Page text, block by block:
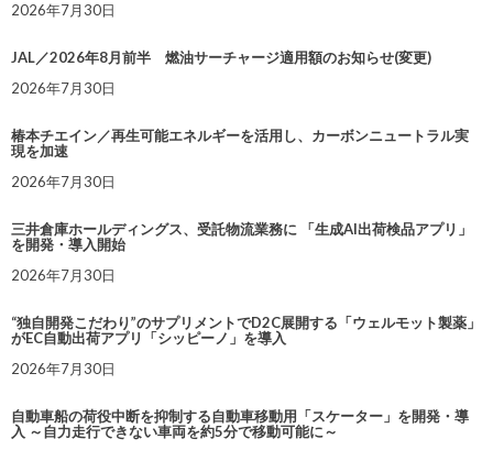
2026年7月30日
JAL／2026年8月前半 燃油サーチャージ適用額のお知らせ(変更)
2026年7月30日
椿本チエイン／再生可能エネルギーを活用し、カーボンニュートラル実
現を加速
2026年7月30日
三井倉庫ホールディングス、受託物流業務に 「生成AI出荷検品アプリ」
を開発・導入開始
2026年7月30日
“独自開発こだわり”のサプリメントでD2C展開する「ウェルモット製薬」
がEC自動出荷アプリ「シッピーノ」を導入
2026年7月30日
自動車船の荷役中断を抑制する自動車移動用「スケーター」を開発・導
入 ～自力走行できない車両を約5分で移動可能に～